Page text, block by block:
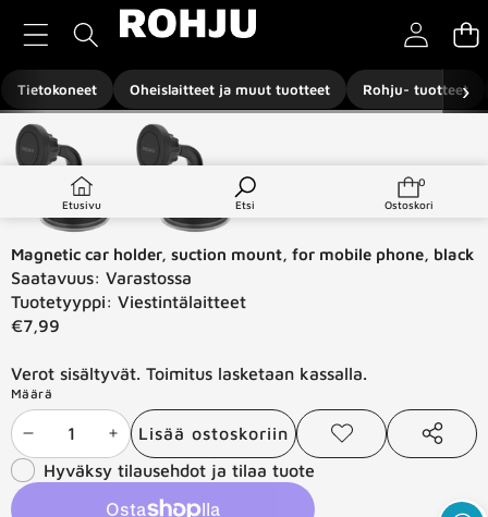
Tietokoneet Oheislaitteet ja muut tuotteet Rohju- tuotteet
›
Etusivu Etsi
0
0
Ostoskori
Siirry tuotetietoihin
Magnetic car holder, suction mount, for mobile phone, black
Saatavuus: Varastossa
Tuotetyyppi: Viestintälaitteet
€7,99
Verot sisältyvät. Toimitus lasketaan kassalla.
Määrä
Vähennä
määrää
Lisää
määrää
Lisää ostoskoriin
Lisää
toivelistaan
Jaa
Hyväksy tilausehdot ja tilaa tuote